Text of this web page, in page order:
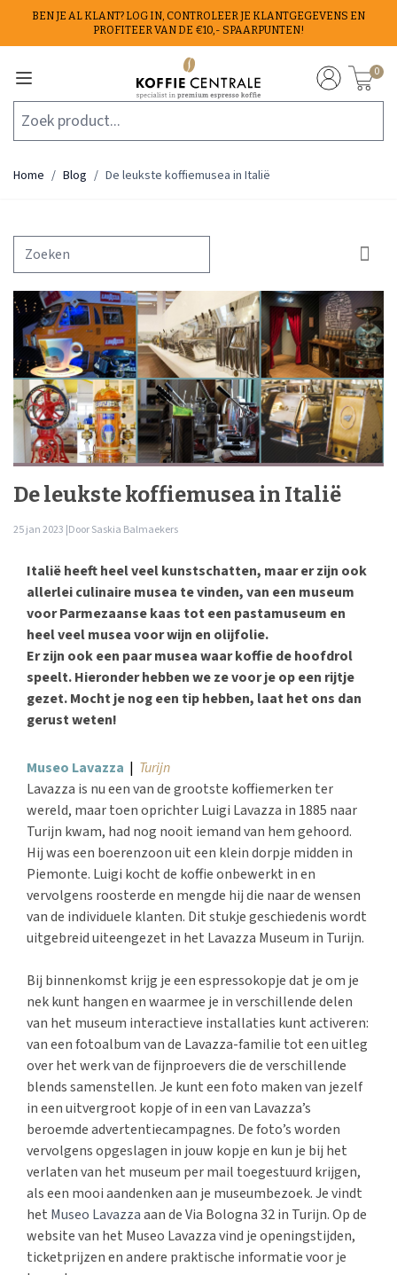
Ga naar de inhoud
BEN JE AL KLANT? LOG IN, CONTROLEER JE KLANTGEGEVENS EN
PROFITEER VAN DE €10,- SPAARPUNTEN!
Zoek product...
0
Home / Blog / De leukste koffiemusea in Italië
De leukste koffiemusea in Italië
25 jan 2023 |DoorSaskia Balmaekers
Italië heeft heel veel kunstschatten, maar er zijn ook
allerlei culinaire musea te vinden, van een museum
voor Parmezaanse kaas tot een pastamuseum en
heel veel musea voor wijn en olijfolie.
Er zijn ook een paar musea waar koffie de hoofdrol
speelt. Hieronder hebben we ze voor je op een rijtje
gezet. Mocht je nog een tip hebben, laat het ons dan
gerust weten!
Museo Lavazza | Turijn
Lavazza is nu een van de grootste koffiemerken ter
wereld, maar toen oprichter Luigi Lavazza in 1885 naar
Turijn kwam, had nog nooit iemand van hem gehoord.
Hij was een boerenzoon uit een klein dorpje midden in
Piemonte. Luigi kocht de koffie onbewerkt in en
vervolgens roosterde en mengde hij die naar de wensen
van de individuele klanten. Dit stukje geschiedenis wordt
uitgebreid uiteengezet in het Lavazza Museum in Turijn.
Bij binnenkomst krijg je een espressokopje dat je om je
nek kunt hangen en waarmee je in verschillende delen
van het museum interactieve installaties kunt activeren:
van een fotoalbum van de Lavazza-familie tot een uitleg
over het werk van de fijnproevers die de verschillende
blends samenstellen. Je kunt een foto maken van jezelf
in een uitvergroot kopje of in een van Lavazza’s
beroemde advertentiecampagnes. De foto’s worden
vervolgens opgeslagen in jouw kopje en kun je bij het
verlaten van het museum per mail toegestuurd krijgen,
als een mooi aandenken aan je museumbezoek. Je vindt
het Museo Lavazzaaan de Via Bologna 32 in Turijn. Op de
website van het Museo Lavazza vind je openingstijden,
ticketprijzen en andere praktische informatie voor je